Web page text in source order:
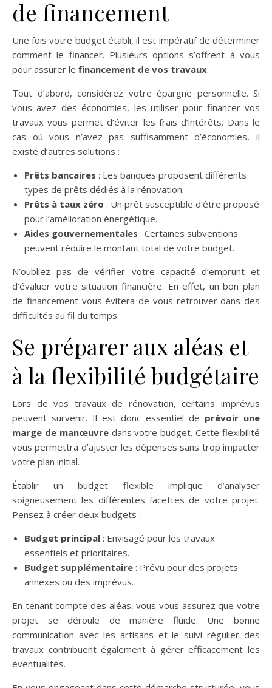
de financement
Une fois votre budget établi, il est impératif de déterminer
comment le financer. Plusieurs options s’offrent à vous
pour assurer le financement de vos travaux.
Tout d’abord, considérez votre épargne personnelle. Si
vous avez des économies, les utiliser pour financer vos
travaux vous permet d’éviter les frais d’intérêts. Dans le
cas où vous n’avez pas suffisamment d’économies, il
existe d’autres solutions :
Prêts bancaires : Les banques proposent différents
types de prêts dédiés à la rénovation.
Prêts à taux zéro : Un prêt susceptible d’être proposé
pour l’amélioration énergétique.
Aides gouvernementales : Certaines subventions
peuvent réduire le montant total de votre budget.
N’oubliez pas de vérifier votre capacité d’emprunt et
d’évaluer votre situation financière. En effet, un bon plan
de financement vous évitera de vous retrouver dans des
difficultés au fil du temps.
Se préparer aux aléas et
à la flexibilité budgétaire
Lors de vos travaux de rénovation, certains imprévus
peuvent survenir. Il est donc essentiel de prévoir une
marge de manœuvredans votre budget. Cette flexibilité
vous permettra d’ajuster les dépenses sans trop impacter
votre plan initial.
Établir un budget flexible implique d’analyser
soigneusement les différentes facettes de votre projet.
Pensez à créer deux budgets :
Budget principal : Envisagé pour les travaux
essentiels et prioritaires.
Budget supplémentaire : Prévu pour des projets
annexes ou des imprévus.
En tenant compte des aléas, vous vous assurez que votre
projet se déroule de manière fluide. Une bonne
communication avec les artisans et le suivi régulier des
travaux contribuent également à gérer efficacement les
éventualités.